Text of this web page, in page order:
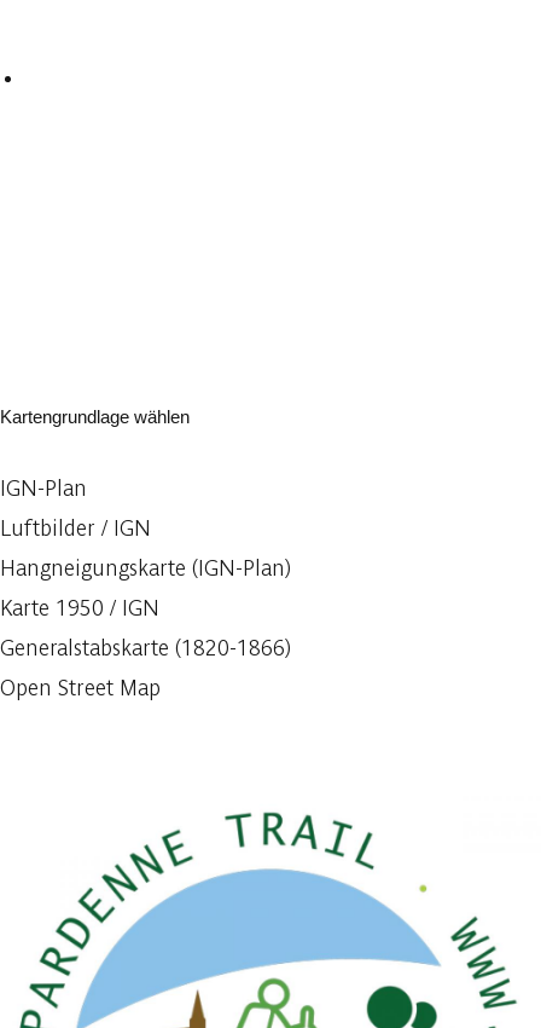
Kartengrundlage wählen
IGN-Plan
Luftbilder / IGN
Hangneigungskarte (IGN-Plan)
Karte 1950 / IGN
Generalstabskarte (1820-1866)
Open Street Map